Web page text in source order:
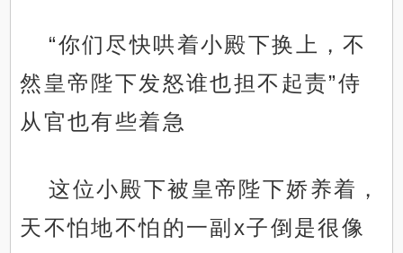
“你们尽快哄着小殿下换上，不
然皇帝陛下发怒谁也担不起责”侍
从官也有些着急
这位小殿下被皇帝陛下娇养着，
天不怕地不怕的一副x子倒是很像